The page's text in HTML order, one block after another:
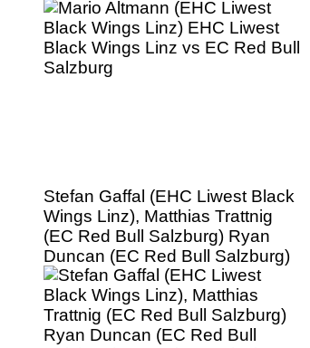
Stefan Gaffal (EHC Liwest Black
Wings Linz), Matthias Trattnig
(EC Red Bull Salzburg) Ryan
Duncan (EC Red Bull Salzburg)
EHC Liwest Black Wings Linz vs
EC Red Bull Salzburg